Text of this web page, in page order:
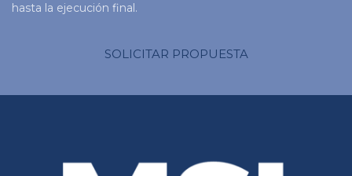
hasta la ejecución final.
SOLICITAR PROPUESTA